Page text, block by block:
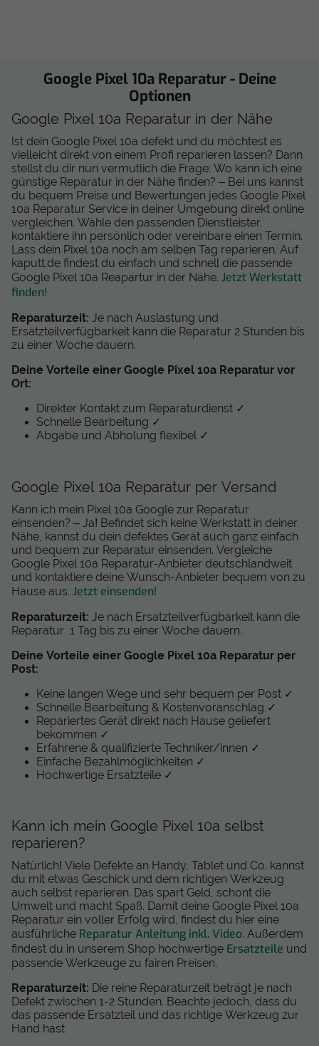
Google Pixel 10a Reparatur - Deine
Optionen
Google Pixel 10a Reparatur in der Nähe
Ist dein Google Pixel 10a defekt und du möchtest es
vielleicht direkt von einem Profi reparieren lassen? Dann
stellst du dir nun vermutlich die Frage: Wo kann ich eine
günstige Reparatur in der Nähe finden? – Bei uns kannst
du bequem Preise und Bewertungen jedes Google Pixel
10a Reparatur Service in deiner Umgebung direkt online
vergleichen. Wähle den passenden Dienstleister,
kontaktiere ihn persönlich oder vereinbare einen Termin.
Lass dein Pixel 10a noch am selben Tag reparieren. Auf
kaputt.de findest du einfach und schnell die passende
Google Pixel 10a Reapartur in der Nähe. Jetzt Werkstatt
finden!
Reparaturzeit: Je nach Auslastung und
Ersatzteilverfügbarkeit kann die Reparatur 2 Stunden bis
zu einer Woche dauern.
Deine Vorteile einer Google Pixel 10a Reparatur vor
Ort:
Direkter Kontakt zum Reparaturdienst ✓
Schnelle Bearbeitung ✓
Abgabe und Abholung flexibel ✓
Google Pixel 10a Reparatur per Versand
Kann ich mein Pixel 10a Google zur Reparatur
einsenden? – Ja! Befindet sich keine Werkstatt in deiner
Nähe, kannst du dein defektes Gerät auch ganz einfach
und bequem zur Reparatur einsenden. Vergleiche
Google Pixel 10a Reparatur-Anbieter deutschlandweit
und kontaktiere deine Wunsch-Anbieter bequem von zu
Hause aus. Jetzt einsenden!
Reparaturzeit: Je nach Ersatzteilverfügbarkeit kann die
Reparatur 1 Tag bis zu einer Woche dauern.
Deine Vorteile einer Google Pixel 10a Reparatur per
Post:
Keine langen Wege und sehr bequem per Post ✓
Schnelle Bearbeitung & Kostenvoranschlag ✓
Repariertes Gerät direkt nach Hause geliefert
bekommen ✓
Erfahrene & qualifizierte Techniker/innen ✓
Einfache Bezahlmöglichkeiten ✓
Hochwertige Ersatzteile ✓
Kann ich mein Google Pixel 10a selbst
reparieren?
Natürlich! Viele Defekte an Handy, Tablet und Co. kannst
du mit etwas Geschick und dem richtigen Werkzeug
auch selbst reparieren. Das spart Geld, schont die
Umwelt und macht Spaß. Damit deine Google Pixel 10a
Reparatur ein voller Erfolg wird, findest du hier eine
ausführliche Reparatur Anleitung inkl. Video. Außerdem
findest du in unserem Shop hochwertige Ersatzteile und
passende Werkzeuge zu fairen Preisen.
Reparaturzeit: Die reine Reparaturzeit beträgt je nach
Defekt zwischen 1-2 Stunden. Beachte jedoch, dass du
das passende Ersatzteil und das richtige Werkzeug zur
Hand hast